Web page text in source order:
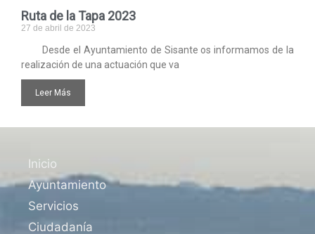
Ruta de la Tapa 2023
27 de abril de 2023
Desde el Ayuntamiento de Sisante os informamos de la
realización de una actuación que va
Leer Más
Inicio
Ayuntamiento
Servicios
Ciudadanía